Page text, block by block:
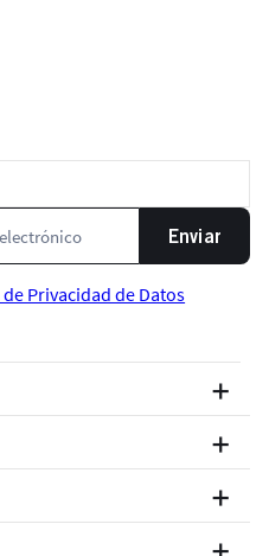
Enviar
Privacidad de Datos